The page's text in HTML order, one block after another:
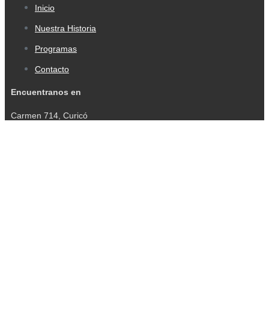
Inicio
Nuestra Historia
Programas
Contacto
Encuentranos en
Carmen 714, Curicó